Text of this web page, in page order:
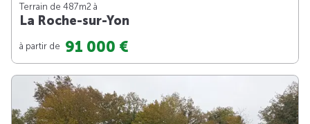
Terrain de 487m2 à
La Roche-sur-Yon
à partir de 91 000 €